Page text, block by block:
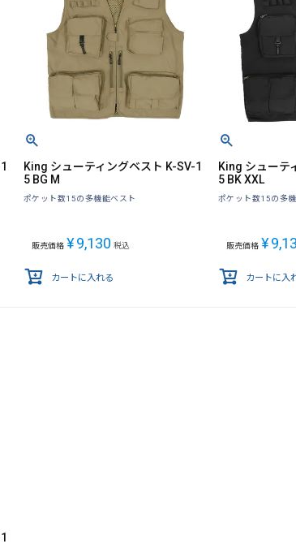
King シューティングベスト K-SV-1
5 BG M
ポケット数15の多機能ベスト
販売価格 ¥9,130 税込
カートに入れる
King シューテ
5 BK XXL
ポケット数15の多
販売価格 ¥
カートに入